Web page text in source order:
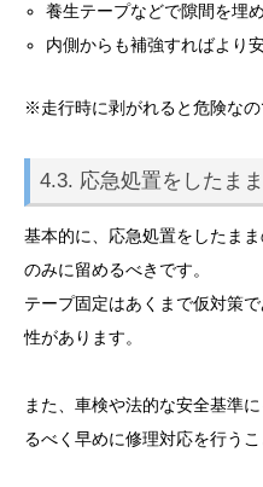
養生テープなどで隙間を埋
内側からも補強すればより
※走行時に剥がれると危険なの
4.3. 応急処置をしたま
基本的に、応急処置をしたま
のみに留めるべきです。
テープ固定はあくまで仮対策
性があります。
また、車検や法的な安全基準
るべく早めに修理対応を行うこ